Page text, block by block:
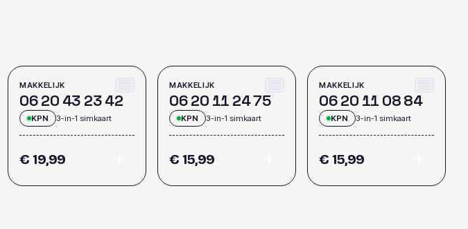
MAKKELIJK
0620 43 2342
KPN 3-in-1 simkaart
€ 19,99
MAKKELIJK
0620 11 2475
KPN 3-in-1 simkaart
€ 15,99
MAKKELIJK
0620 11 0884
KPN 3-in-1 simkaart
€ 15,99